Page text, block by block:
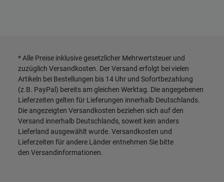
* Alle Preise inklusive gesetzlicher Mehrwertsteuer und
zuzüglich Versandkosten. Der Versand erfolgt bei vielen
Artikeln bei Bestellungen bis 14 Uhr und Sofortbezahlung
(z.B. PayPal) bereits am gleichen Werktag. Die angegebenen
Lieferzeiten gelten für Lieferungen innerhalb Deutschlands.
Die angezeigten Versandkosten beziehen sich auf den
Versand innerhalb Deutschlands, soweit kein anders
Lieferland ausgewählt wurde. Versandkosten und
Lieferzeiten für andere Länder entnehmen Sie bitte
den Versandinformationen.